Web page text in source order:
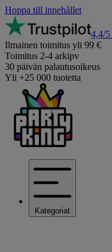
Hoppa till innehållet
4,4/5
Ilmainen toimitus yli 99 €
Toimitus 2-4 arkipv
30 päivän palautusoikeus
Yli +25 000 tuotetta
Kategoriat